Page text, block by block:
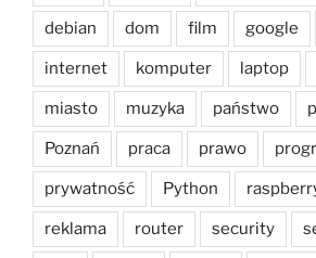
debian dom film google
internet komputer laptop
miasto muzyka państwo
Poznań praca prawo
prywatność Python
reklama router security